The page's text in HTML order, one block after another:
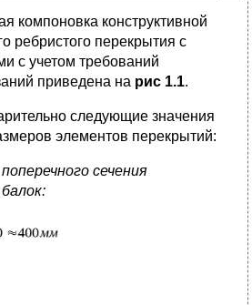
компоновка конструктивной
ребристого перекрытия с
с учетом требований
приведена на рис 1.1.
следующие значения
элементов перекрытий:
сечения